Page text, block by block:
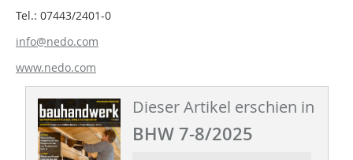
Tel.: 07443/2401-0
info@nedo.com
www.nedo.com
Dieser Artikel erschien in
BHW 7-8/2025